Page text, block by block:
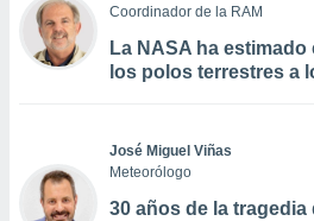
Coordinador de la RAM
La NASA ha
los polos terrestres a
José Miguel Viñas
Meteorólogo
30 años de la tragedia